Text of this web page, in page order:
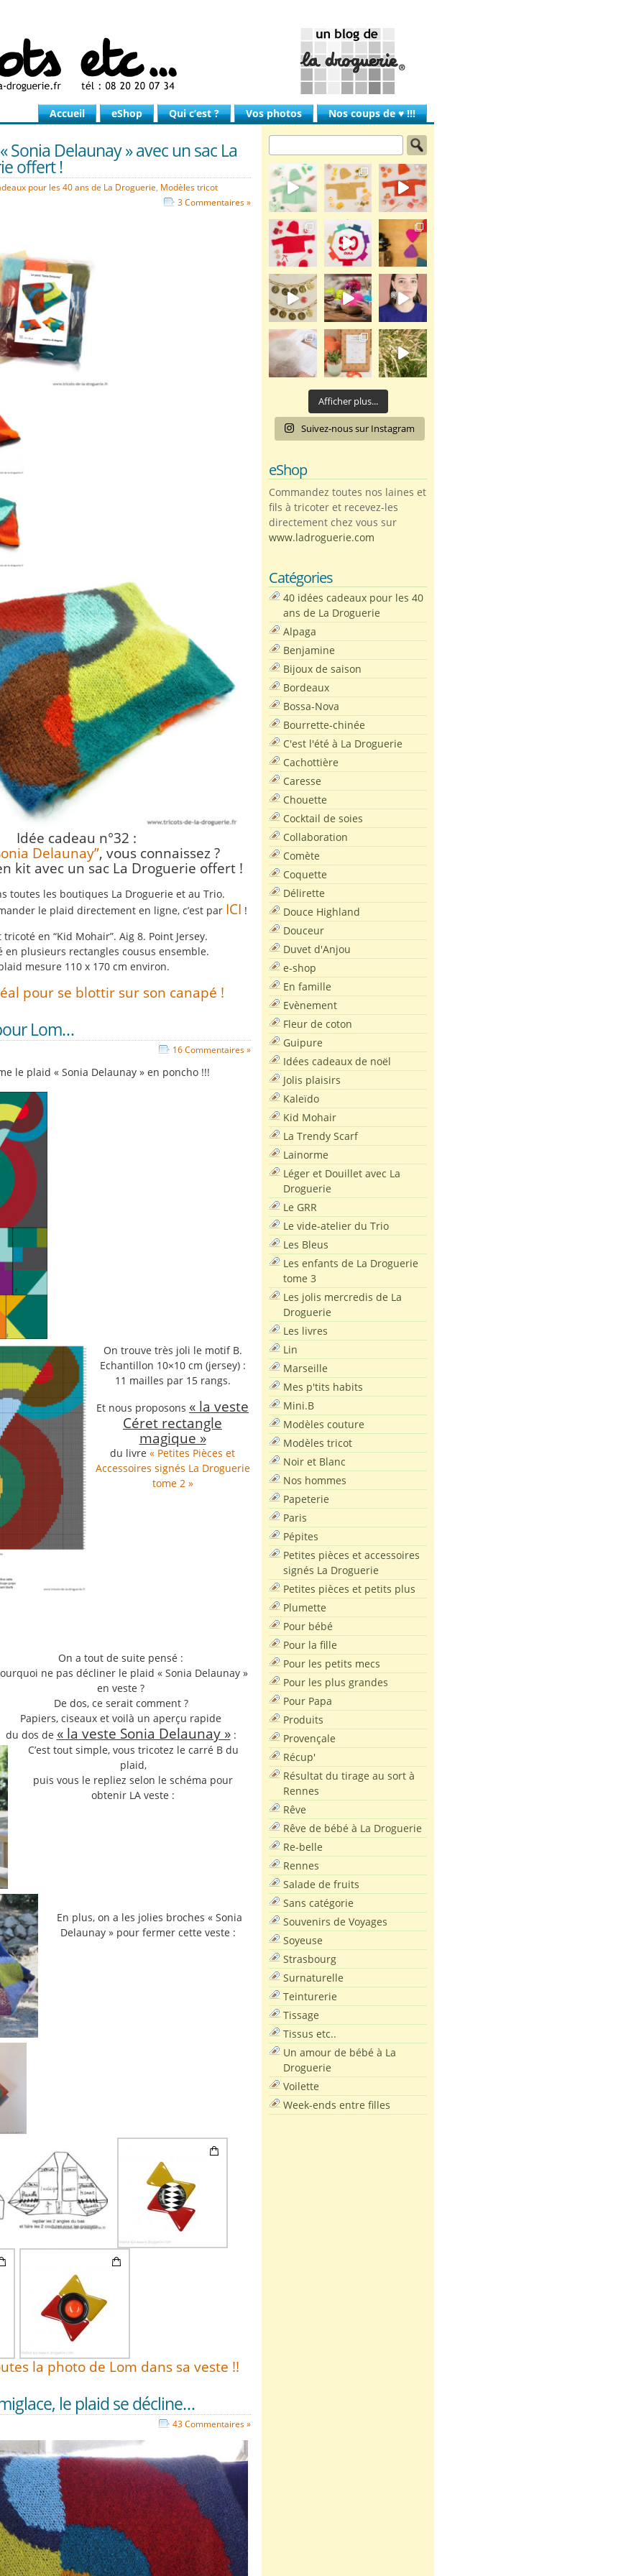
Accueil eShop Qui c’est ? Vos photos Nos coups de ♥ !!!
Sonia Delaunay » avec un sac La
offert !
pour les 40 ans de La Droguerie, Modèles tricot
3 Commentaires »
Idée cadeau n°32 :
Delaunay”, vous connaissez ?
kit avec un sac La Droguerie offert !
toutes les boutiques La Droguerie et au Trio.
le plaid directement en ligne, c’est par ICI !
en “Kid Mohair”. Aig 8. Point Jersey.
en plusieurs rectangles cousus ensemble.
mesure 110 x 170 cm environ.
pour se blottir sur son canapé !
Lom…
16 Commentaires »
le plaid « Sonia Delaunay » en poncho !!!
On trouve très joli le motif B.
Echantillon 10×10 cm (jersey) :
11 mailles par 15 rangs.
Et nous proposons « la veste
Céret rectangle
magique »
du livre « Petites Pièces et
Accessoires signés La Droguerie
tome 2 »
On a tout de suite pensé :
ne pas décliner le plaid « Sonia Delaunay »
en veste ?
De dos, ce serait comment ?
Papiers, ciseaux et voilà un aperçu rapide
du dos de « la veste Sonia Delaunay »:
C’est tout simple, vous tricotez le carré B du
plaid,
puis vous le repliez selon le schéma pour
obtenir LA veste :
En plus, on a les jolies broches « Sonia
Delaunay » pour fermer cette veste :
la photo de Lom dans sa veste !!
le plaid se décline…
43 Commentaires »
Afficher plus...
Suivez-nous sur Instagram
eShop
Commandez toutes nos laines et
fils à tricoter et recevez-les
directement chez vous sur
www.ladroguerie.com
Catégories
40 idées cadeaux pour les 40
ans de La Droguerie
Alpaga
Benjamine
Bijoux de saison
Bordeaux
Bossa-Nova
Bourrette-chinée
C'est l'été à La Droguerie
Cachottière
Caresse
Chouette
Cocktail de soies
Collaboration
Comète
Coquette
Délirette
Douce Highland
Douceur
Duvet d'Anjou
e-shop
En famille
Evènement
Fleur de coton
Guipure
Idées cadeaux de noël
Jolis plaisirs
Kaleïdo
Kid Mohair
La Trendy Scarf
Lainorme
Léger et Douillet avec La
Droguerie
Le GRR
Le vide-atelier du Trio
Les Bleus
Les enfants de La Droguerie
tome 3
Les jolis mercredis de La
Droguerie
Les livres
Lin
Marseille
Mes p'tits habits
Mini.B
Modèles couture
Modèles tricot
Noir et Blanc
Nos hommes
Papeterie
Paris
Pépites
Petites pièces et accessoires
signés La Droguerie
Petites pièces et petits plus
Plumette
Pour bébé
Pour la fille
Pour les petits mecs
Pour les plus grandes
Pour Papa
Produits
Provençale
Récup'
Résultat du tirage au sort à
Rennes
Rêve
Rêve de bébé à La Droguerie
Re-belle
Rennes
Salade de fruits
Sans catégorie
Souvenirs de Voyages
Soyeuse
Strasbourg
Surnaturelle
Teinturerie
Tissage
Tissus etc..
Un amour de bébé à La
Droguerie
Voilette
Week-ends entre filles